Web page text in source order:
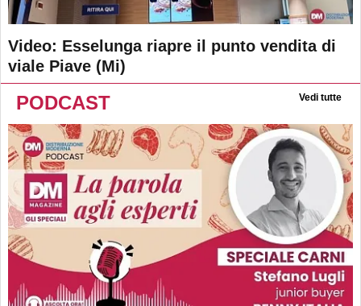
Video: Esselunga riapre il punto vendita di
viale Piave (Mi)
PODCAST Vedi tutte